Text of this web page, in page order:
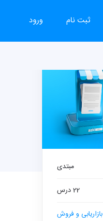
ورود ثبت نام
مبتدی
22 درس
بازاریابی و فروش